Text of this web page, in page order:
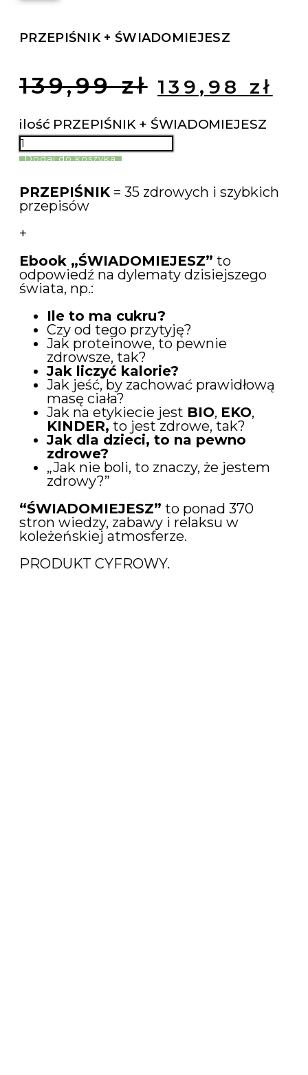
PRZEPIŚNIK + ŚWIADOMIEJESZ
139,99zł 139,98 zł
ilość PRZEPIŚNIK + ŚWIADOMIEJESZ
Dodaj do koszyka
PRZEPIŚNIK = 35 zdrowych i szybkich
przepisów
+
Ebook „ŚWIADOMIEJESZ” to
odpowiedź na dylematy dzisiejszego
świata, np.:
Ile to ma cukru?
Czy od tego przytyję?
Jak proteinowe, to pewnie
zdrowsze, tak?
Jak liczyć kalorie?
Jak jeść, by zachować prawidłową
masę ciała?
Jak na etykiecie jest BIO, EKO,
KINDER, to jest zdrowe, tak?
Jak dla dzieci, to na pewno
zdrowe?
„Jak nie boli, to znaczy, że jestem
zdrowy?”
“ŚWIADOMIEJESZ” to ponad 370
stron wiedzy, zabawy i relaksu w
koleżeńskiej atmosferze.
PRODUKT CYFROWY.